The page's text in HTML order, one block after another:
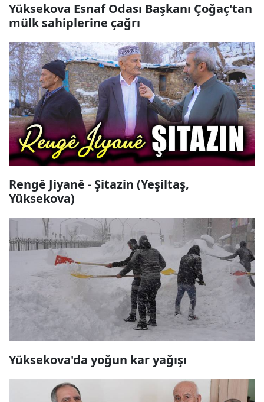
Yüksekova Esnaf Odası Başkanı Çoğaç'tan
mülk sahiplerine çağrı
Rengê Jiyanê - Şitazin (Yeşiltaş,
Yüksekova)
Yüksekova'da yoğun kar yağışı